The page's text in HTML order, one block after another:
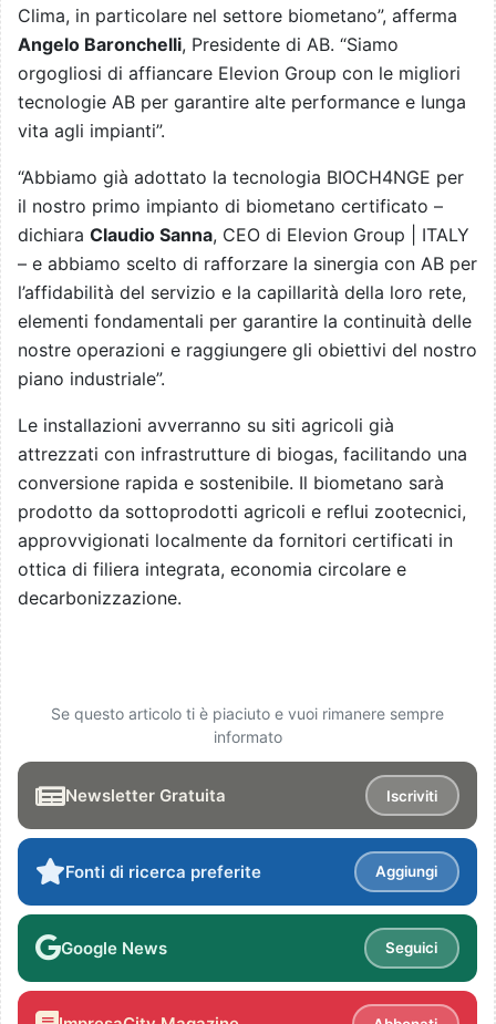
Clima, in particolare nel settore biometano”, afferma
Angelo Baronchelli, Presidente di AB. “Siamo
orgogliosi di affiancare Elevion Group con le migliori
tecnologie AB per garantire alte performance e lunga
vita agli impianti”.
“Abbiamo già adottato la tecnologia BIOCH4NGE per
il nostro primo impianto di biometano certificato –
dichiara Claudio Sanna, CEO di Elevion Group | ITALY
– e abbiamo scelto di rafforzare la sinergia con AB per
l’affidabilità del servizio e la capillarità della loro rete,
elementi fondamentali per garantire la continuità delle
nostre operazioni e raggiungere gli obiettivi del nostro
piano industriale”.
Le installazioni avverranno su siti agricoli già
attrezzati con infrastrutture di biogas, facilitando una
conversione rapida e sostenibile. Il biometano sarà
prodotto da sottoprodotti agricoli e reflui zootecnici,
approvvigionati localmente da fornitori certificati in
ottica di filiera integrata, economia circolare e
decarbonizzazione.
Se questo articolo ti è piaciuto e vuoi rimanere sempre
informato
Newsletter Gratuita Iscriviti
Fonti di ricerca preferite Aggiungi
Google News Seguici